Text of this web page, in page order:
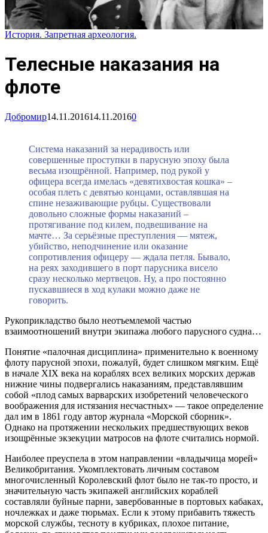
История. Запретная археология.
Телесные наказания на
флоте
Добромир14.11.201614.11.20160
Система наказаний за нерадивость или
совершенные проступки в парусную эпоху была
весьма изощрённой. Например, под рукой у
офицера всегда имелась «девятихвостая кошка» –
особая плеть с девятью концами, оставлявшая на
спине незаживающие рубцы. Существовали
довольно сложные формы наказаний –
протягивание под килем, подвешивание на
мачте… За серьёзные преступления — мятеж,
убийство, неподчинение или оказание
сопротивления офицеру — ждала петля. Бывало,
на реях заходившего в порт парусника висело
сразу несколько мертвецов. Ну, а про постоянно
пускавшиеся в ход кулаки можно даже не
говорить.
Рукоприкладство было неотъемлемой частью
взаимоотношений внутри экипажа любого парусного судна…
Понятие «палочная дисциплина» применительно к военному
флоту парусной эпохи, пожалуй, будет слишком мягким. Ещё
в начале XIX века на кораблях всех великих морских держав
нижние чины подвергались наказаниям, представлявшим
собой «плод самых варварских изобретений человеческого
воображения для истязания несчастных» — такое определение
дал им в 1861 году автор журнала «Морской сборник».
Однако на протяжении нескольких предшествующих веков
изощрённые экзекуции матросов на флоте считались нормой.
Наиболее преуспела в этом направлении «владычица морей»
Великобритания. Укомплектовать личным составом
многочисленный Королевский флот было не так-то просто, и
значительную часть экипажей английских кораблей
составляли буйные парни, завербованные в портовых кабаках,
ночлежках и даже тюрьмах. Если к этому прибавить тяжесть
морской службы, тесноту в кубриках, плохое питание,